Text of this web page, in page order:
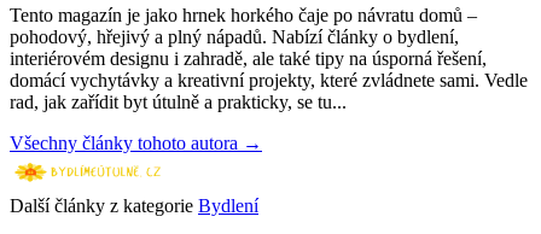
Tento magazín je jako hrnek horkého čaje po návratu domů –
pohodový, hřejivý a plný nápadů. Nabízí články o bydlení,
interiérovém designu i zahradě, ale také tipy na úsporná řešení,
domácí vychytávky a kreativní projekty, které zvládnete sami. Vedle
rad, jak zařídit byt útulně a prakticky, se tu...
Všechny články tohoto autora →
Další články z kategorie Bydlení